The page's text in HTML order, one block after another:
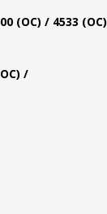
(OC) / 4533 (OC)
/